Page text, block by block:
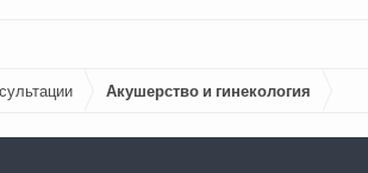
Акушерство и гинекология